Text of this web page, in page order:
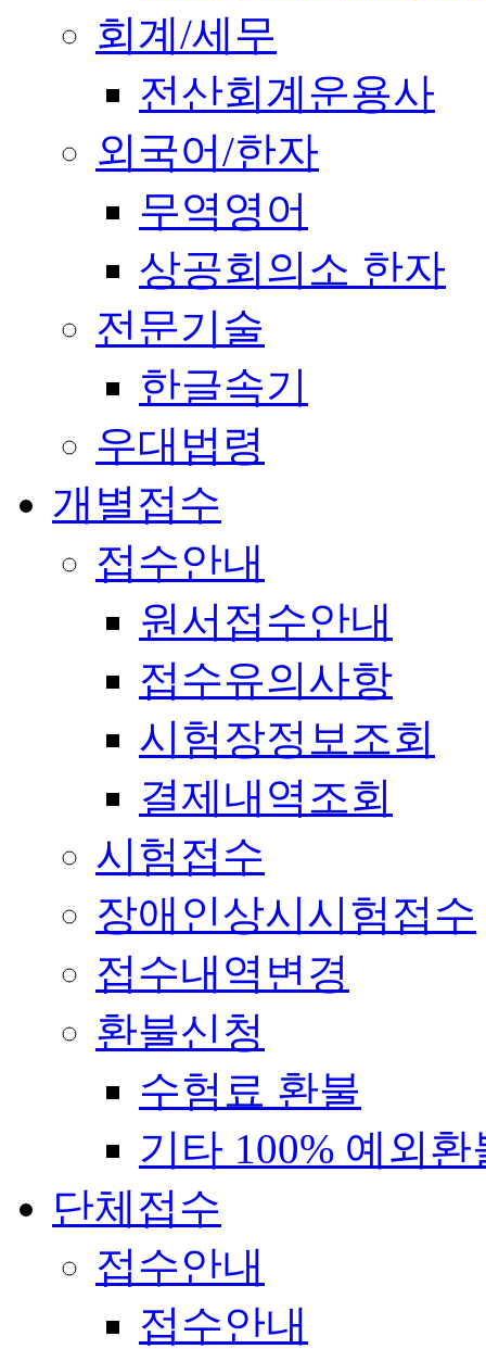
회계/세무
전산회계운용사
외국어/한자
무역영어
상공회의소 한자
전문기술
한글속기
우대법령
개별접수
접수안내
원서접수안내
접수유의사항
시험장정보조회
결제내역조회
시험접수
장애인상시시험접수
접수내역변경
환불신청
수험료 환불
기타 100% 예외환
단체접수
접수안내
접수안내